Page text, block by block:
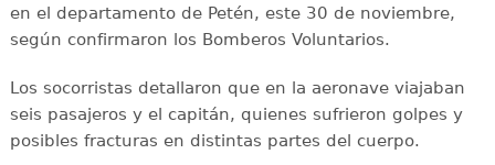
en el departamento de Petén, este 30 de noviembre,
según confirmaron los Bomberos Voluntarios.
Los socorristas detallaron que en la aeronave viajaban
seis pasajeros y el capitán, quienes sufrieron golpes y
posibles fracturas en distintas partes del cuerpo.